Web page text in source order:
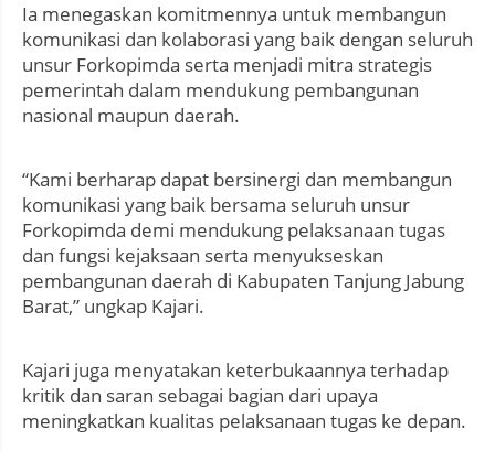
Ia menegaskan komitmennya untuk membangun
komunikasi dan kolaborasi yang baik dengan seluruh
unsur Forkopimda serta menjadi mitra strategis
pemerintah dalam mendukung pembangunan
nasional maupun daerah.
“Kami berharap dapat bersinergi dan membangun
komunikasi yang baik bersama seluruh unsur
Forkopimda demi mendukung pelaksanaan tugas
dan fungsi kejaksaan serta menyukseskan
pembangunan daerah di Kabupaten Tanjung Jabung
Barat,” ungkap Kajari.
Kajari juga menyatakan keterbukaannya terhadap
kritik dan saran sebagai bagian dari upaya
meningkatkan kualitas pelaksanaan tugas ke depan.